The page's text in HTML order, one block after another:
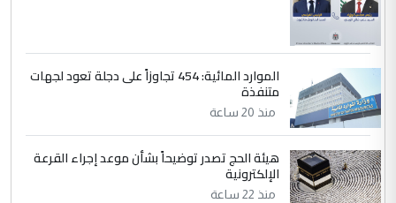
الموارد المائية: 454 تجاوزاً على دجلة تعود لجهات
متنفذة
منذ 20 ساعة
هيئة الحج تصدر توضيحاً بشأن موعد إجراء القرعة
الإلكترونية
منذ 22 ساعة